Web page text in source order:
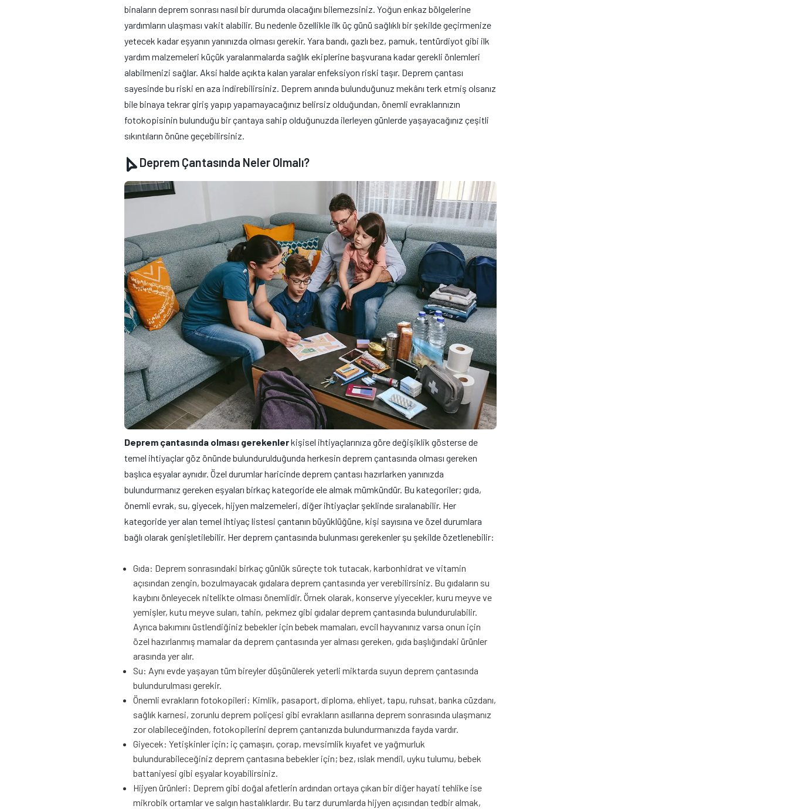
binaların deprem sonrası nasıl bir durumda olacağını bilemezsiniz. Yoğun enkaz bölgelerine
yardımların ulaşması vakit alabilir. Bu nedenle özellikle ilk üç günü sağlıklı bir şekilde geçirmenize
yetecek kadar eşyanın yanınızda olması gerekir. Yara bandı, gazlı bez, pamuk, tentürdiyot gibi ilk
yardım malzemeleri küçük yaralanmalarda sağlık ekiplerine başvurana kadar gerekli önlemleri
alabilmenizi sağlar. Aksi halde açıkta kalan yaralar enfeksiyon riski taşır. Deprem çantası
sayesinde bu riski en aza indirebilirsiniz. Deprem anında bulunduğunuz mekânı terk etmiş olsanız
bile binaya tekrar giriş yapıp yapamayacağınız belirsiz olduğundan, önemli evraklarınızın
fotokopisinin bulunduğu bir çantaya sahip olduğunuzda ilerleyen günlerde yaşayacağınız çeşitli
sıkıntıların önüne geçebilirsiniz.
Deprem Çantasında Neler Olmalı?
Deprem çantasında olması gerekenlerkişisel ihtiyaçlarınıza göre değişiklik gösterse de
temel ihtiyaçlar göz önünde bulundurulduğunda herkesin deprem çantasında olması gereken
başlıca eşyalar aynıdır. Özel durumlar haricinde deprem çantası hazırlarken yanınızda
bulundurmanız gereken eşyaları birkaç kategoride ele almak mümkündür. Bu kategoriler; gıda,
önemli evrak, su, giyecek, hijyen malzemeleri, diğer ihtiyaçlar şeklinde sıralanabilir. Her
kategoride yer alan temel ihtiyaç listesi çantanın büyüklüğüne, kişi sayısına ve özel durumlara
bağlı olarak genişletilebilir. Her deprem çantasında bulunması gerekenler şu şekilde özetlenebilir:
Gıda: Deprem sonrasındaki birkaç günlük süreçte tok tutacak, karbonhidrat ve vitamin
açısından zengin, bozulmayacak gıdalara deprem çantasında yer verebilirsiniz. Bu gıdaların su
kaybını önleyecek nitelikte olması önemlidir. Örnek olarak, konserve yiyecekler, kuru meyve ve
yemişler, kutu meyve suları, tahin, pekmez gibi gıdalar deprem çantasında bulundurulabilir.
Ayrıca bakımını üstlendiğiniz bebekler için bebek mamaları, evcil hayvanınız varsa onun için
özel hazırlanmış mamalar da deprem çantasında yer alması gereken, gıda başlığındaki ürünler
arasında yer alır.
Su: Aynı evde yaşayan tüm bireyler düşünülerek yeterli miktarda suyun deprem çantasında
bulundurulması gerekir.
Önemli evrakların fotokopileri: Kimlik, pasaport, diploma, ehliyet, tapu, ruhsat, banka cüzdanı,
sağlık karnesi, zorunlu deprem poliçesi gibi evrakların asıllarına deprem sonrasında ulaşmanız
zor olabileceğinden, fotokopilerini deprem çantanızda bulundurmanızda fayda vardır.
Giyecek: Yetişkinler için; iç çamaşırı, çorap, mevsimlik kıyafet ve yağmurluk
bulundurabileceğiniz deprem çantasına bebekler için; bez, ıslak mendil, uyku tulumu, bebek
battaniyesi gibi eşyalar koyabilirsiniz.
Hijyen ürünleri: Deprem gibi doğal afetlerin ardından ortaya çıkan bir diğer hayati tehlike ise
mikrobik ortamlar ve salgın hastalıklardır. Bu tarz durumlarda hijyen açısından tedbir almak,